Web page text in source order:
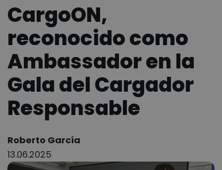
CargoON,
reconocido como
Ambassador en la
Gala del Cargador
Responsable
Author:
Roberto García
13.06.2025